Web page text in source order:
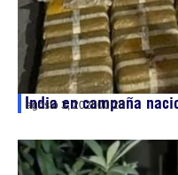
India en campaña
agosto 3, 202600:28